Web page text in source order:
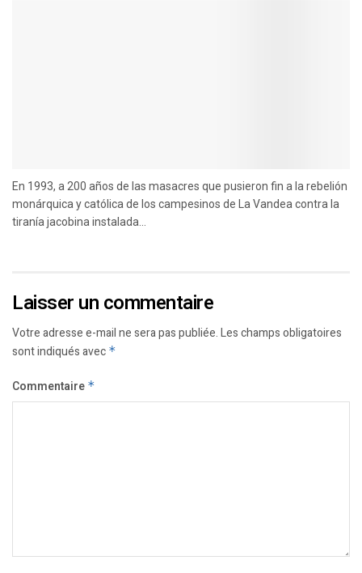
En 1993, a 200 años de las masacres que pusieron fin a la rebelión
monárquica y católica de los campesinos de La Vandea contra la
tiranía jacobina instalada...
Laisser un commentaire
Votre adresse e-mail ne sera pas publiée.Les champs obligatoires
sont indiqués avec *
Commentaire *